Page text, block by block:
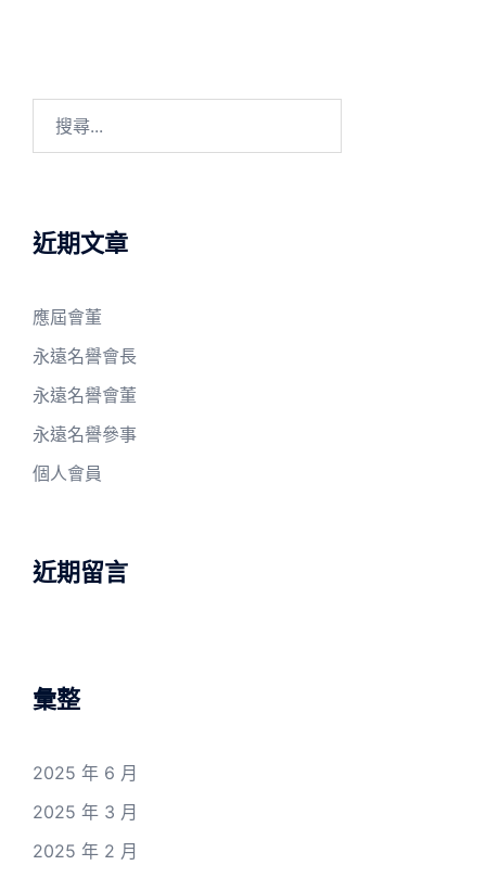
字:
近期文章
應屆會董
永遠名譽會長
永遠名譽會董
永遠名譽參事
個人會員
近期留言
彙整
2025 年 6 月
2025 年 3 月
2025 年 2 月